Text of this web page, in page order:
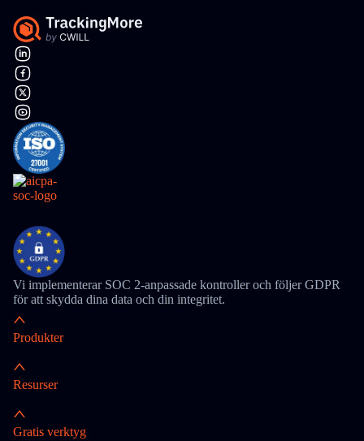
Vi implementerar SOC 2-anpassade kontroller och följer GDPR
för att skydda dina data och din integritet.
Produkter
Resurser
Gratis verktyg